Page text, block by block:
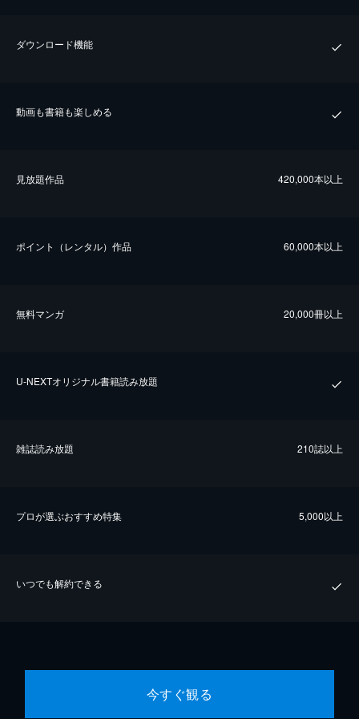
ダウンロード機能
動画も書籍も楽しめる
⾒放題作品 420,000本以上
ポイント（レンタル）作品 60,000本以上
無料マンガ 20,000冊以上
U-NEXTオリジナル書籍読み放題
雑誌読み放題 210誌以上
プロが選ぶおすすめ特集 5,000以上
いつでも解約できる
今すぐ観る